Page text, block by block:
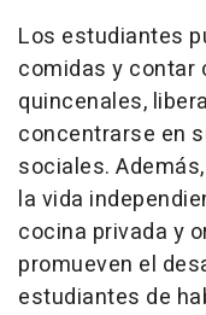
Los estudiantes
comidas y contar
quincenales,
concentrarse en
sociales.
la vida
cocina privada y
promueven el
estudiantes de